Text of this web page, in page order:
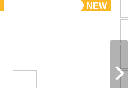
NEW
navigate_next